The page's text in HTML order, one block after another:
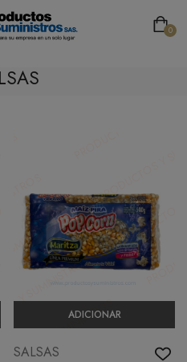
0
ADICIONAR
SALSAS